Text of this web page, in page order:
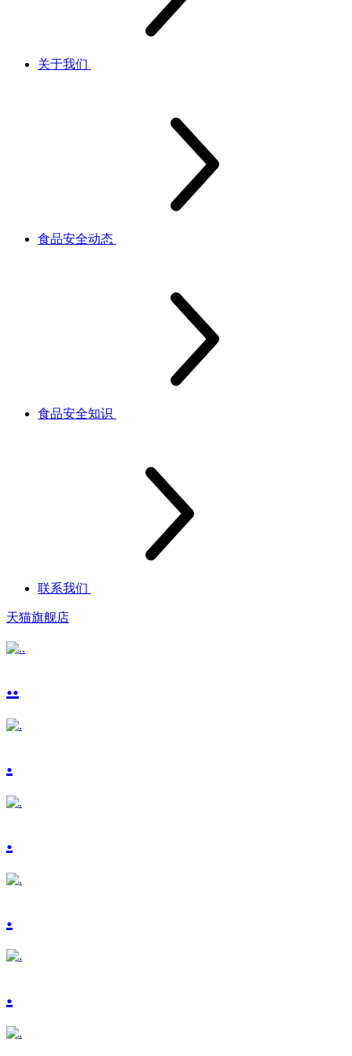
关于我们
食品安全动态
食品安全知识
联系我们
天猫旗舰店
..
.
.
.
.